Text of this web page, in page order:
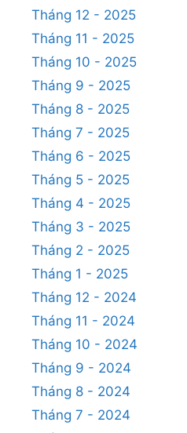
Tháng 12 - 2025
Tháng 11 - 2025
Tháng 10 - 2025
Tháng 9 - 2025
Tháng 8 - 2025
Tháng 7 - 2025
Tháng 6 - 2025
Tháng 5 - 2025
Tháng 4 - 2025
Tháng 3 - 2025
Tháng 2 - 2025
Tháng 1 - 2025
Tháng 12 - 2024
Tháng 11 - 2024
Tháng 10 - 2024
Tháng 9 - 2024
Tháng 8 - 2024
Tháng 7 - 2024